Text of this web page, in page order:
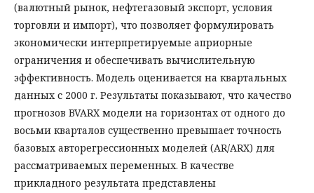
(валютный рынок, нефтегазовый экспорт, условия
торговли и импорт), что позволяет формулировать
экономически интерпретируемые априорные
ограничения и обеспечивать вычислительную
эффективность. Модель оценивается на квартальных
данных с 2000 г. Результаты показывают, что качество
прогнозов BVARX модели на горизонтах от одного до
восьми кварталов существенно превышает точность
базовых авторегрессионных моделей (AR/ARX) для
рассматриваемых переменных. В качестве
прикладного результата представлены